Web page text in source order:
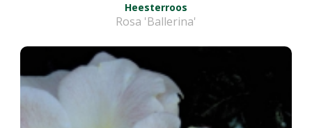
Heesterroos
Rosa 'Ballerina'